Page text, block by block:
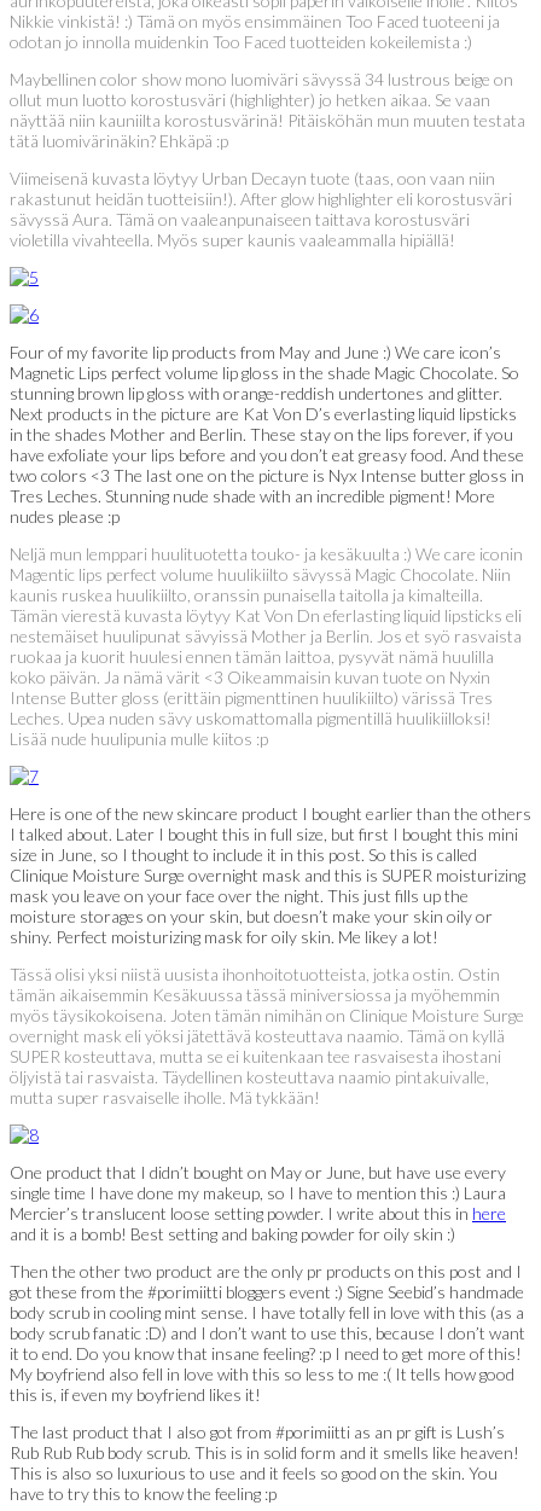
Nikkie vinkistä! :) Tämä on myös ensimmäinen Too Faced tuoteeni ja
odotan jo innolla muidenkin Too Faced tuotteiden kokeilemista :)
Maybellinen color show mono luomiväri sävyssä 34 lustrous beige on
ollut mun luotto korostusväri (highlighter) jo hetken aikaa. Se vaan
näyttää niin kauniilta korostusvärinä! Pitäisköhän mun muuten testata
tätä luomivärinäkin? Ehkäpä :p
Viimeisenä kuvasta löytyy Urban Decayn tuote (taas, oon vaan niin
rakastunut heidän tuotteisiin!). After glow highlighter eli korostusväri
sävyssä Aura. Tämä on vaaleanpunaiseen taittava korostusväri
violetilla vivahteella. Myös super kaunis vaaleammalla hipiällä!
Four of my favorite lip products from May and June :) We care icon’s
Magnetic Lips perfect volume lip gloss in the shade Magic Chocolate. So
stunning brown lip gloss with orange-reddish undertones and glitter.
Next products in the picture are Kat Von D’s everlasting liquid lipsticks
in the shades Mother and Berlin. These stay on the lips forever, if you
have exfoliate your lips before and you don’t eat greasy food. And these
two colors <3 The last one on the picture is Nyx Intense butter gloss in
Tres Leches. Stunning nude shade with an incredible pigment! More
nudes please :p
Neljä mun lemppari huulituotetta touko- ja kesäkuulta :) We care iconin
Magentic lips perfect volume huulikiilto sävyssä Magic Chocolate. Niin
kaunis ruskea huulikiilto, oranssin punaisella taitolla ja kimalteilla.
Tämän vierestä kuvasta löytyy Kat Von Dn eferlasting liquid lipsticks eli
nestemäiset huulipunat sävyissä Mother ja Berlin. Jos et syö rasvaista
ruokaa ja kuorit huulesi ennen tämän laittoa, pysyvät nämä huulilla
koko päivän. Ja nämä värit <3 Oikeammaisin kuvan tuote on Nyxin
Intense Butter gloss (erittäin pigmenttinen huulikiilto) värissä Tres
Leches. Upea nuden sävy uskomattomalla pigmentillä huulikiilloksi!
Lisää nude huulipunia mulle kiitos :p
Here is one of the new skincare product I bought earlier than the others
I talked about. Later I bought this in full size, but first I bought this mini
size in June, so I thought to include it in this post. So this is called
Clinique Moisture Surge overnight mask and this is SUPER moisturizing
mask you leave on your face over the night. This just fills up the
moisture storages on your skin, but doesn’t make your skin oily or
shiny. Perfect moisturizing mask for oily skin. Me likey a lot!
Tässä olisi yksi niistä uusista ihonhoitotuotteista, jotka ostin. Ostin
tämän aikaisemmin Kesäkuussa tässä miniversiossa ja myöhemmin
myös täysikokoisena. Joten tämän nimihän on Clinique Moisture Surge
overnight mask eli yöksi jätettävä kosteuttava naamio. Tämä on kyllä
SUPER kosteuttava, mutta se ei kuitenkaan tee rasvaisesta ihostani
öljyistä tai rasvaista. Täydellinen kosteuttava naamio pintakuivalle,
mutta super rasvaiselle iholle. Mä tykkään!
One product that I didn’t bought on May or June, but have use every
single time I have done my makeup, so I have to mention this :) Laura
Mercier’s translucent loose setting powder. I write about this in here
and it is a bomb! Best setting and baking powder for oily skin :)
Then the other two product are the only pr products on this post and I
got these from the #porimiitti bloggers event :) Signe Seebid’s handmade
body scrub in cooling mint sense. I have totally fell in love with this (as a
body scrub fanatic :D) and I don’t want to use this, because I don’t want
it to end. Do you know that insane feeling? :p I need to get more of this!
My boyfriend also fell in love with this so less to me :( It tells how good
this is, if even my boyfriend likes it!
The last product that I also got from #porimiitti as an pr gift is Lush’s
Rub Rub Rub body scrub. This is in solid form and it smells like heaven!
This is also so luxurious to use and it feels so good on the skin. You
have to try this to know the feeling :p